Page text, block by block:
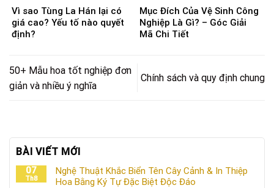
Vì sao Tùng La Hán lại có
giá cao? Yếu tố nào quyết
định?
Mục Đích Của Vệ Sinh Công
Nghiệp Là Gì? – Góc Giải
Mã Chi Tiết
50+ Mẫu hoa tốt nghiệp đơn
giản và nhiều ý nghĩa
Chính sách và quy định chung
BÀI VIẾT MỚI
07
Th8
Nghệ Thuật Khắc Biển Tên Cây Cảnh & In Thiệp
Hoa Bằng Ký Tự Đặc Biệt Độc Đáo